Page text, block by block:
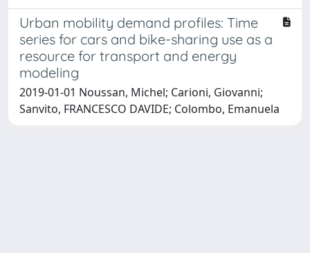
Urban mobility demand profiles: Time
series for cars and bike-sharing use as a
resource for transport and energy
modeling
2019-01-01 Noussan, Michel; Carioni, Giovanni;
Sanvito, FRANCESCO DAVIDE; Colombo, Emanuela